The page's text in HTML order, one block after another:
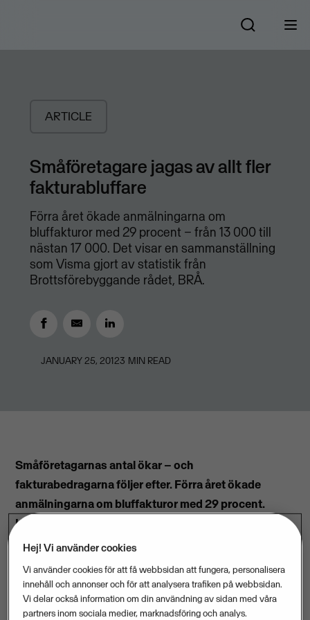
ARTICLE
Småföretagare jagas av allt fler
fakturabluffare
Förra året ökade anmälningarna om
bluffakturor med 29 procent – från 13 000 till
nästan 17 000. Det visar en sammanställning
som Visma gjort av statistik från
Brottsförebyggande rådet, BRÅ.
JANUARY 25, 20123 MIN READ
Småföretagarnas antal ökar – och
fakturabedragarna följer efter. Förra året ökade
anmälningarna om bluffakturor med 29 procent.
Uppsala län och Kronobergs län toppar
bedrägeriligan. Det visar en sammanställning som
Visma gjort av statistik från Brottsförebyggande
rådet, BRÅ.
För ett år sedan anades en viss dämpning i den
Hej! Vi använder cookies
Vi använder cookies för att få webbsidan att fungera, personalisera
innehåll och annonser och för att analysera trafiken på webbsidan.
Vi delar också information om din användning av sidan med våra
partners inom sociala medier, marknadsföring och analys.